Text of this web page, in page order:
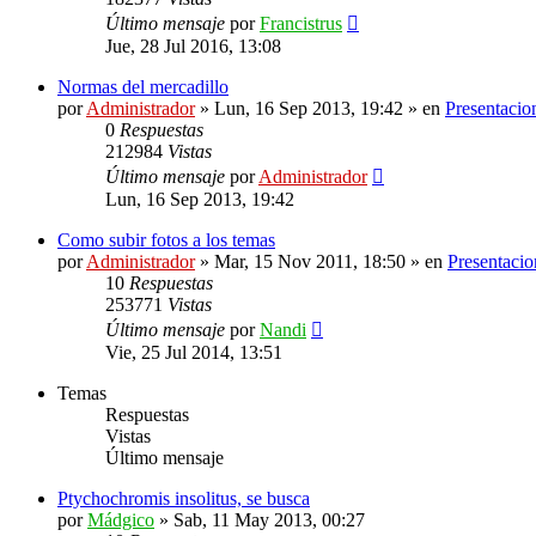
Último mensaje porFrancistrus
Jue, 28 Jul 2016, 13:08
Normas del mercadillo
porAdministrador» Lun, 16 Sep 2013, 19:42 » en
0 Respuestas
212984 Vistas
Último mensaje porAdministrador
Lun, 16 Sep 2013, 19:42
Como subir fotos a los temas
porAdministrador» Mar, 15 Nov 2011, 18:50 » en
10 Respuestas
253771 Vistas
Último mensaje porNandi
Vie, 25 Jul 2014, 13:51
Temas
Respuestas
Vistas
Último mensaje
Ptychochromis insolitus, se busca
porMádgico » Sab, 11 May 2013, 00:27